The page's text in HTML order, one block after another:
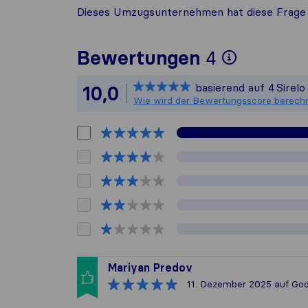
Dieses Umzugsunternehmen hat diese
Bewertungen 4
Um
Sirelo
Alle
10,0 basierend auf 4
Wie wird der Bewertungsscore
Mariyan Predov
11. Dezember 2025 auf